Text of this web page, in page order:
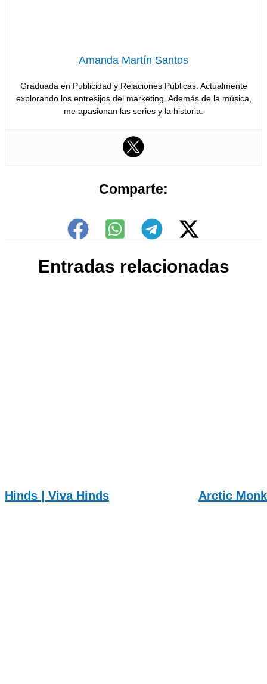
Amanda Martín Santos
Graduada en Publicidad y Relaciones Públicas. Actualmente
explorando los entresijos del marketing. Además de la música,
me apasionan las series y la historia.
Comparte:
Entradas relacionadas
Hinds | Viva Hinds Arctic